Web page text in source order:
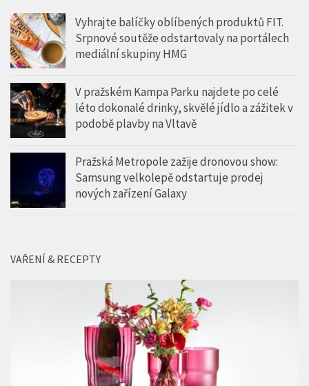
Vyhrajte balíčky oblíbených produktů FIT.
Srpnové soutěže odstartovaly na portálech
mediální skupiny HMG
V pražském Kampa Parku najdete po celé
léto dokonalé drinky, skvělé jídlo a zážitek v
podobě plavby na Vltavě
Pražská Metropole zažije dronovou show:
Samsung velkolepě odstartuje prodej
nových zařízení Galaxy
VAŘENÍ & RECEPTY